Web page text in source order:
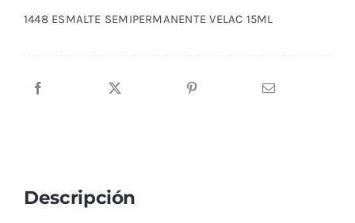
VELAC
1448 ESMALTE SEMIPERMANENTE VELAC 15ML
Descripción